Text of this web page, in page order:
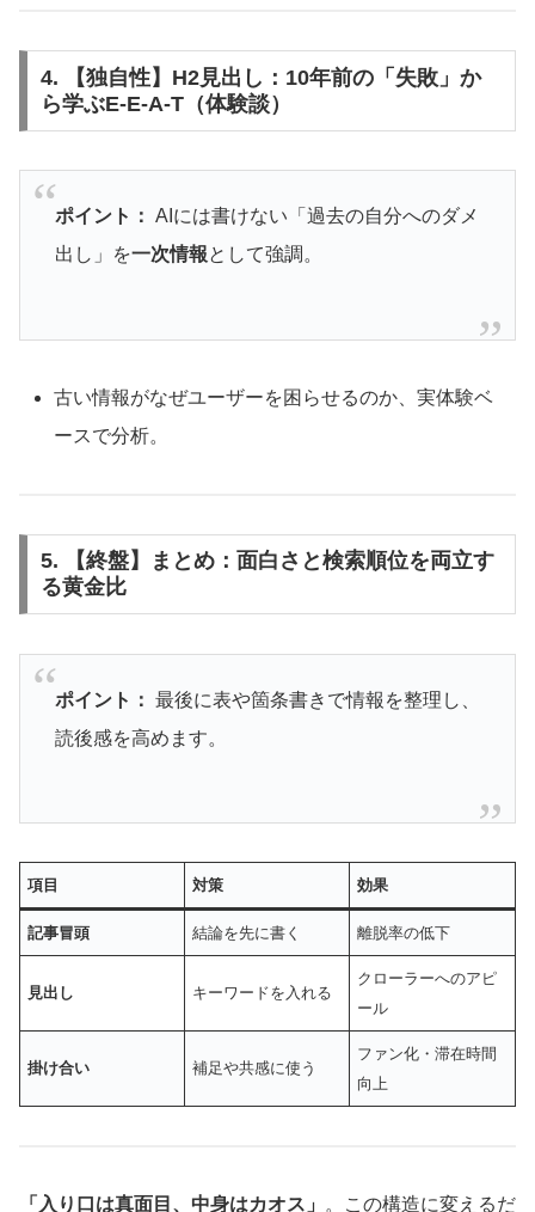
4. 【独自性】H2見出し：10年前の「失敗」か
ら学ぶE-E-A-T（体験談）
ポイント： AIには書けない「過去の自分へのダメ
出し」を一次情報として強調。
古い情報がなぜユーザーを困らせるのか、実体験ベ
ースで分析。
5. 【終盤】まとめ：面白さと検索順位を両立す
る黄金比
ポイント： 最後に表や箇条書きで情報を整理し、
読後感を高めます。
項目 対策 効果
記事冒頭 結論を先に書く 離脱率の低下
見出し キーワードを入れる
クローラーへのアピ
ール
掛け合い 補足や共感に使う
ファン化・滞在時間
向上
「入り口は真面目、中身はカオス」 。この構造に変えるだ